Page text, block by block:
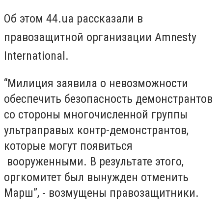
Об этом 44.ua рассказали в
правозащитной организации Amnesty
International.
“Милиция заявила о невозможности
обеспечить безопасность демонстрантов
со стороны многочисленной группы
ультраправых контр-демонстрантов,
которые могут появиться
вооруженными. В результате этого,
оргкомитет был вынужден отменить
Марш”, - возмущены правозащитники.